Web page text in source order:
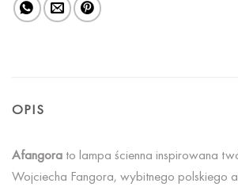
OPIS
Afangora to lampa ścienna inspirowana
Wojciecha Fangora, wybitnego polskiego